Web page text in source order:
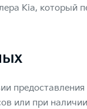
Kia, который
или при